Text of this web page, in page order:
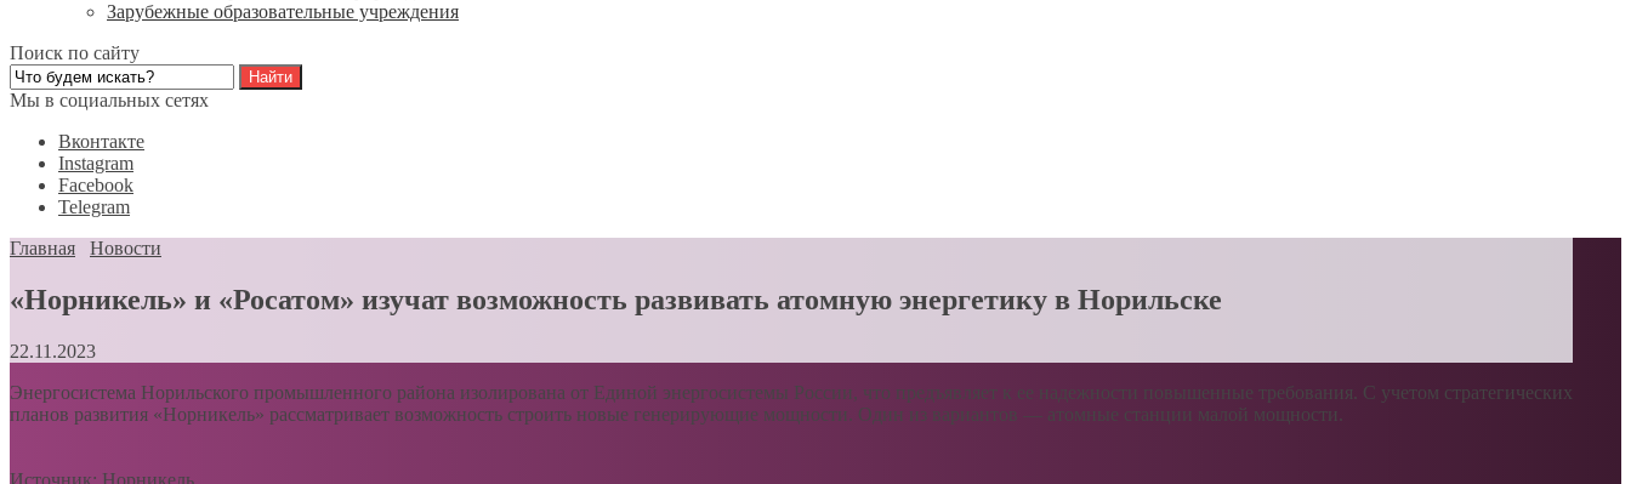
Зарубежные образовательные учреждения
Поиск по сайту
Мы в социальных сетях
Вконтакте
Instagram
Facebook
Telegram
Главная
Новости
«Норникель» и «Росатом» изучат возможность развивать атомную энергетику в Норильске
22.11.2023
Энергосистема Норильского промышленного района изолирована от Единой энергосистемы России, что предъявляет к ее надежности повышенные требования. С учетом стратегических
планов развития «Норникель» рассматривает возможность строить новые генерирующие мощности. Один из вариантов — атомные станции малой мощности.
Источник: Норникель